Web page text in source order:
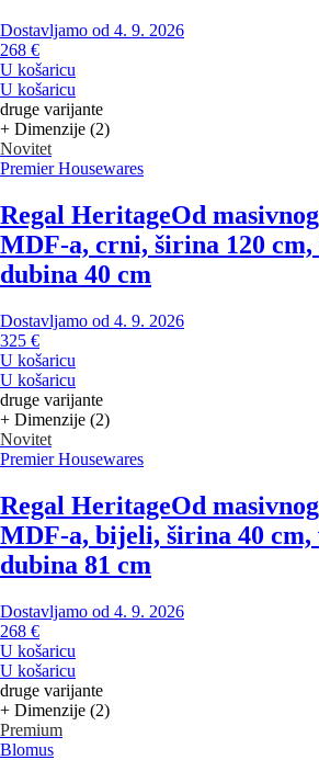
Dostavljamo od 4. 9. 2026
268 €
U košaricu
U košaricu
druge varijante
+ Dimenzije (2)
Novitet
Premier Housewares
Regal HeritageOd
MDF-a, crni, širina 120 cm,
dubina 40 cm
Dostavljamo od 4. 9. 2026
325 €
U košaricu
U košaricu
druge varijante
+ Dimenzije (2)
Novitet
Premier Housewares
Regal HeritageOd
MDF-a, bijeli, širina 40 cm,
dubina 81 cm
Dostavljamo od 4. 9. 2026
268 €
U košaricu
U košaricu
druge varijante
+ Dimenzije (2)
Premium
Blomus